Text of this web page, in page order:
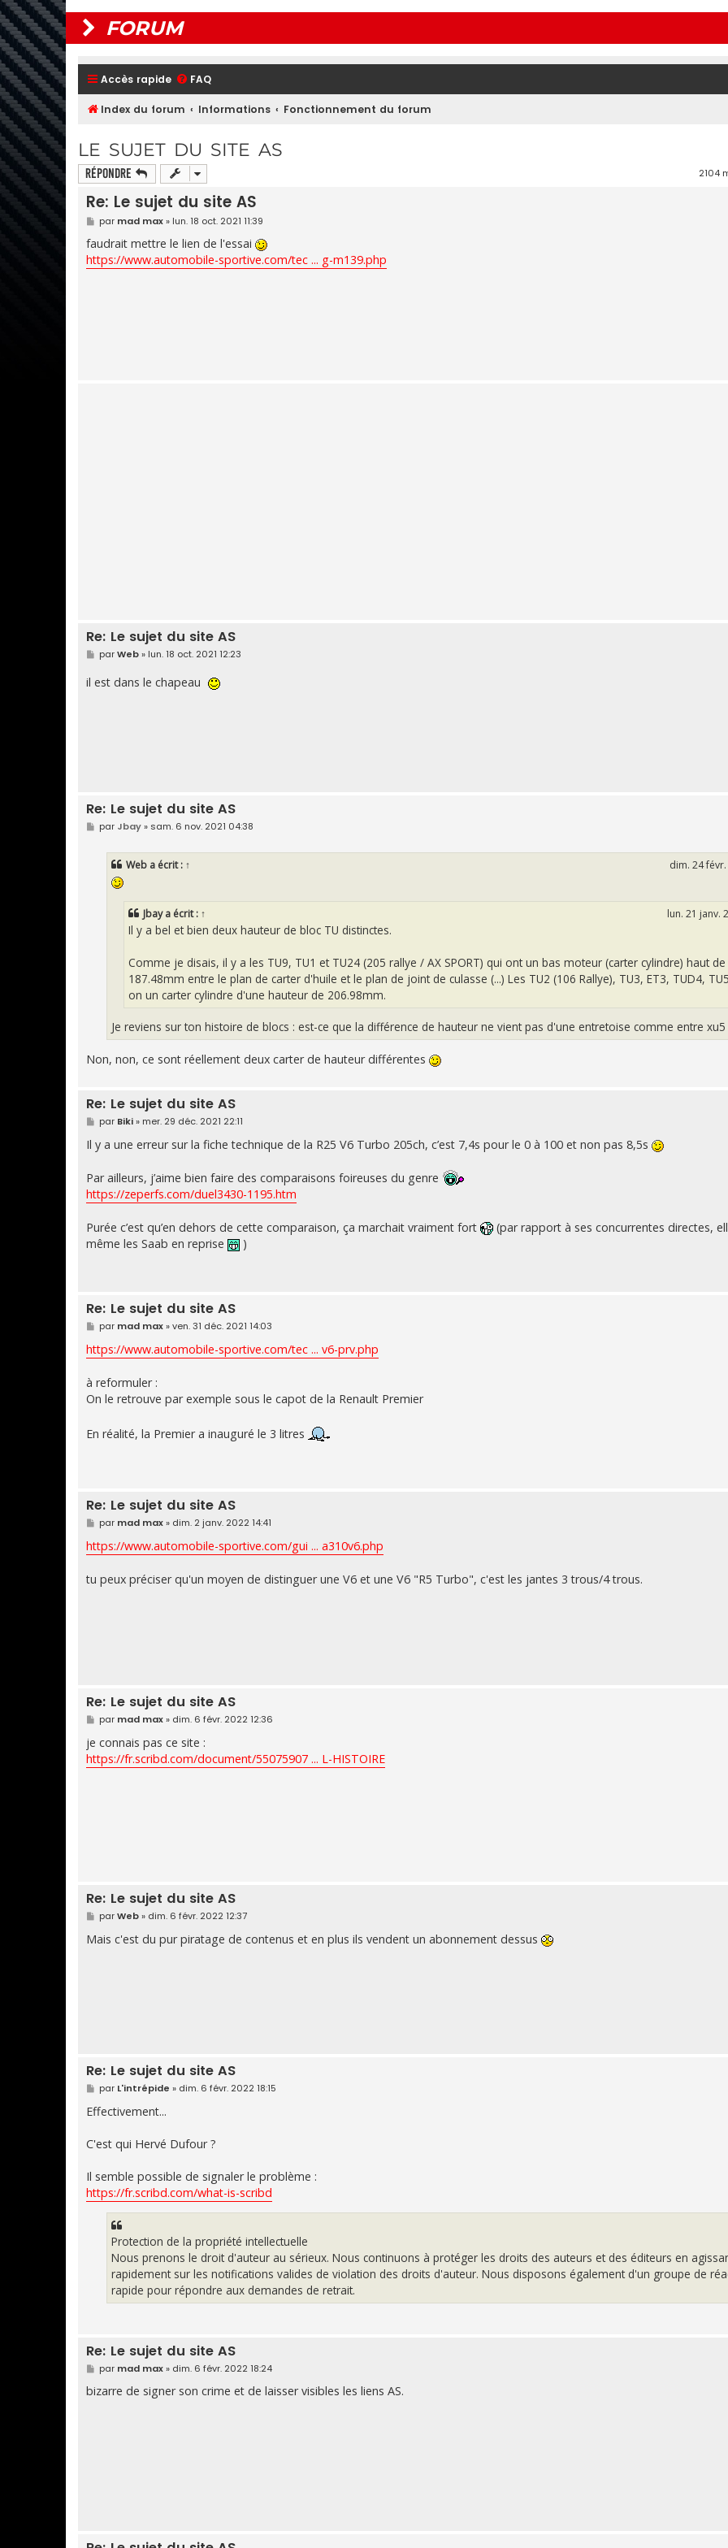
FORUM
Accès rapide FAQ
Index du forum Informations Fonctionnement du forum
LE SUJET DU SITE AS
Répondre 2104
Re: Le sujet du site AS
M
e
s
s
a
g
par mad max» lun. 18 oct. 2021 11:39
faudrait mettre le lien de l'essai
https://www.automobile-sportive.com/tec ... g-m139.php
Re: Le sujet du site AS
M
e
s
parWeb» lun. 18 oct. 2021 12:23
il est dans le chapeau
Re: Le sujet du site AS
M
e
par Jbay» sam. 6 nov. 2021 04:38
Web a écrit : ↑ dim. 24
Jbaya écrit : ↑ lun. 21 janv.
Il y a bel et bien deux hauteur de bloc TU distinctes.
Comme je disais, il y a les TU9, TU1 et TU24 (205 rallye / AX SPORT) qui ont un bas moteur (carter cylindre) haut de
187.48mm entre le plan de carter d'huile et le plan de joint de culasse (...) Les TU2 (106 Rallye), TU3, ET3, TUD4,
on un carter cylindre d'une hauteur de 206.98mm.
Je reviens sur ton histoire de blocs : est-ce que la différence de hauteur ne vient pas d'une entretoise comme entre xu5
Non, non, ce sont réellement deux carter de hauteur différentes
Re: Le sujet du site AS
M
e
s
s
g
e
par Biki» mer. 29 déc. 2021 22:11
Il y a une erreur sur la fiche technique de la R25 V6 Turbo 205ch, c’est 7,4s pour le 0 à 100 et non pas 8,5s
Par ailleurs, j’aime bien faire des comparaisons foireuses du genre
https://zeperfs.com/duel3430-1195.htm
Purée c’est qu’en dehors de cette comparaison, ça marchait vraiment fort
(par rapport à ses concurrentes directes,
même les Saab en reprise
)
Re: Le sujet du site AS
M
e
s
s
g
e
par mad max»ven. 31 déc. 2021 14:03
https://www.automobile-sportive.com/tec ... v6-prv.php
à reformuler :
On le retrouve par exemple sous le capot de la Renault Premier
En réalité, la Premier a inauguré le 3 litres
Re: Le sujet du site AS
M
e
s
s
g
e
par mad max» dim. 2 janv. 2022 14:41
https://www.automobile-sportive.com/gui ... a310v6.php
tu peux préciser qu'un moyen de distinguer une V6 et une V6 "R5 Turbo", c'est les jantes 3 trous/4 trous.
Re: Le sujet du site AS
M
e
s
s
a
g
par mad max» dim. 6 févr. 2022 12:36
je connais pas ce site :
https://fr.scribd.com/document/55075907 ... L-HISTOIRE
Re: Le sujet du site AS
M
e
s
s
parWeb» dim. 6 févr. 2022 12:37
Mais c'est du pur piratage de contenus et en plus ils vendent un abonnement dessus
Re: Le sujet du site AS
M
e
s
s
g
e
par L'intrépide » dim. 6 févr. 2022 18:15
Effectivement...
C'est qui Hervé Dufour ?
Il semble possible de signaler le problème :
https://fr.scribd.com/what-is-scribd
Protection de la propriété intellectuelle
Nous prenons le droit d'auteur au sérieux. Nous continuons à protéger les droits des auteurs et des éditeurs en
rapidement sur les notifications valides de violation des droits d'auteur. Nous disposons également d'un groupe de
rapide pour répondre aux demandes de retrait.
Re: Le sujet du site AS
M
e
s
s
par mad max» dim. 6 févr. 2022 18:24
bizarre de signer son crime et de laisser visibles les liens AS.